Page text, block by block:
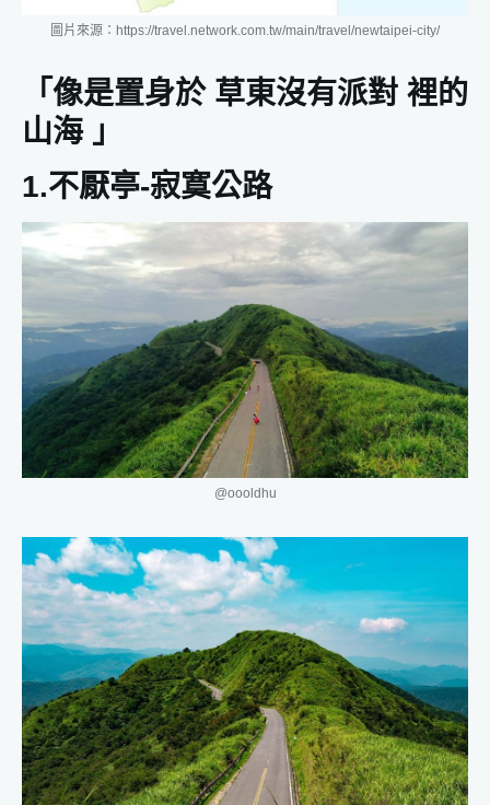
圖片來源：https://travel.network.com.tw/main/travel/newtaipei-city/
「像是置身於 草東沒有派對 裡的
山海 」
1.不厭亭-寂寞公路
@oooldhu